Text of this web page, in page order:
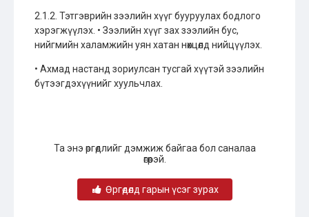
2.1.2. Тэтгэврийн зээлийн хүүг бууруулах бодлого
хэрэгжүүлэх. • Зээлийн хүүг зах зээлийн бус,
нийгмийн халамжийн уян хатан нөхцөлд нийцүүлэх.
• Ахмад настанд зориулсан тусгай хүүтэй зээлийн
бүтээгдэхүүнийг хуульчлах.
Та энэ өргөдлийг дэмжиж байгаа бол саналаа
өгөөрэй.
Өргөдөлд гарын үсэг зурах